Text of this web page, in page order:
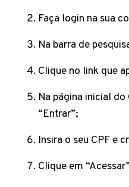
Faça login na sua
Na barra de
Clique no link que
Na página inicial
“Entrar”;
Insira o seu CPF e
Clique em